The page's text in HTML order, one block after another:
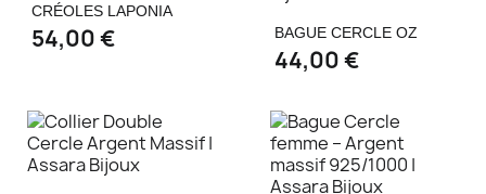
CRÉOLES LAPONIA
54,00 € BAGUE CERCLE OZ
44,00 €